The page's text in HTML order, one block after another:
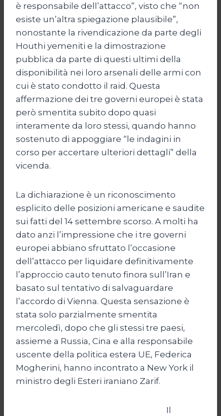
è responsabile dell’attacco”, visto che “non
esiste un’altra spiegazione plausibile”,
nonostante la rivendicazione da parte degli
Houthi yemeniti e la dimostrazione
pubblica da parte di questi ultimi della
disponibilità nei loro arsenali delle armi con
cui è stato condotto il raid. Questa
affermazione dei tre governi europei è stata
però smentita subito dopo quasi
interamente da loro stessi, quando hanno
sostenuto di appoggiare “le indagini in
corso per accertare ulteriori dettagli” della
vicenda.
La dichiarazione è un riconoscimento
esplicito delle posizioni americane e saudite
sui fatti del 14 settembre scorso. A molti ha
dato anzi l’impressione che i tre governi
europei abbiano sfruttato l’occasione
dell’attacco per liquidare definitivamente
l’approccio cauto tenuto finora sull’Iran e
basato sul tentativo di salvaguardare
l’accordo di Vienna. Questa sensazione è
stata solo parzialmente smentita
mercoledì, dopo che gli stessi tre paesi,
assieme a Russia, Cina e alla responsabile
uscente della politica estera UE, Federica
Mogherini, hanno incontrato a New York il
ministro degli Esteri iraniano Zarif.
Il